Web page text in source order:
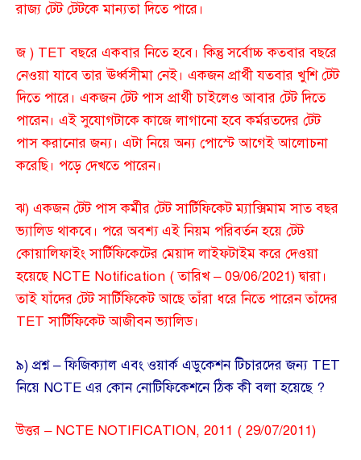
রাজ্য টেট টেটকে মান্যতা দিতে পারে।
জ ) TET বছরে একবার নিতে হবে। কিন্তু সর্বোচ্চ কতবার বছরে
নেওয়া যাবে তার ঊর্ধ্বসীমা নেই। একজন প্রার্থী যতবার খুশি টেট
দিতে পারে। একজন টেট পাস প্রার্থী চাইলেও আবার টেট দিতে
পারেন। এই সুযোগটাকে কাজে লাগানো হবে কর্মরতদের টেট
পাস করানোর জন্য। এটা নিয়ে অন্য পোস্টে আগেই আলোচনা
করেছি। পড়ে দেখতে পারেন।
ঝ) একজন টেট পাস কর্মীর টেট সার্টিফিকেট ম্যাক্সিমাম সাত বছর
ভ্যালিড থাকবে। পরে অবশ্য এই নিয়ম পরিবর্তন হয়ে টেট
কোয়ালিফাইং সার্টিফিকেটের মেয়াদ লাইফটাইম করে দেওয়া
হয়েছে NCTE Notification ( তারিখ – 09/06/2021) দ্বারা।
তাই যাঁদের টেট সার্টিফিকেট আছে তাঁরা ধরে নিতে পারেন তাঁদের
TET সার্টিফিকেট আজীবন ভ্যালিড।
৯) প্রশ্ন – ফিজিক্যাল এবং ওয়ার্ক এডুকেশন টিচারদের জন্য TET
নিয়ে NCTE এর কোন নোটিফিকেশনে ঠিক কী বলা হয়েছে ?
উত্তর – NCTE NOTIFICATION, 2011 ( 29/07/2011)